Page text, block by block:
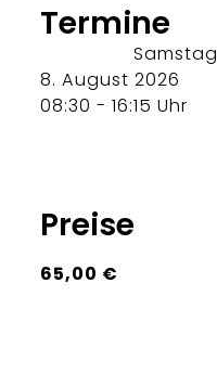
Termine
Samstag
8. August 2026
08:30 - 16:15 Uhr
Preise
65,00 €